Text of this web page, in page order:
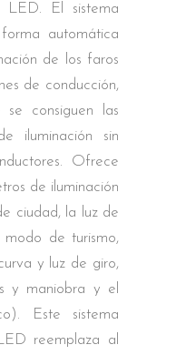
LED. El sistema
automática
de los faros
de conducción,
consiguen las
iluminación sin
Ofrece
de iluminación
ciudad, la luz de
modo de turismo,
y luz de giro,
y maniobra y el
Este sistema
reemplaza al